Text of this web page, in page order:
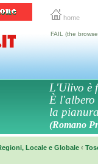
home
FAIL (the
L'Ulivo è
È l'albero
la
(Romano
Locale e Globale ‹